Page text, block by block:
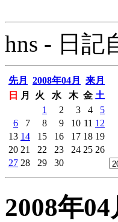
hns - 日記
先月 2008年04月
来月
日
月 火 水 木 金 土
1
2 3 4
5
6
7 8 9 10 11 12
13 14 15 16 17 18 19
20 21 22 23 24 25 26
27 28 29 30
2008年